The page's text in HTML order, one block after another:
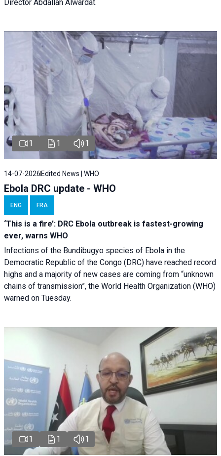
Director Abdallah Alwardat.
1 1 1
14-07-2026 Edited News | WHO
Ebola DRC update - WHO
ENG FRA
‘This is a fire’: DRC Ebola outbreak is fastest-growing
ever, warns WHO
Infections of the Bundibugyo species of Ebola in the
Democratic Republic of the Congo (DRC) have reached record
highs and a majority of new cases are coming from “unknown
chains of transmission”, the World Health Organization (WHO)
warned on Tuesday.
1 1 1